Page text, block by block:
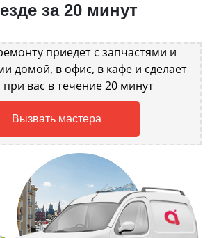
за 20 минут
приедет с запчастями и
домой, в офис, в кафе и сделает
вас в течение 20 минут
Вызвать мастера